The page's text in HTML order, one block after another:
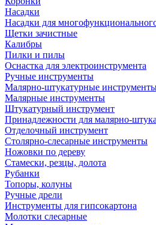
Насадки
Насадки для
Щетки зачистные
Калибры
Пилки и пилы
Оснастка для электроинструмента
Ручные инструменты
Малярно-штукатурные
Малярные инструменты
Штукатурный инструмент
Принадлежности для малярно-
Отделочный инструмент
Столярно-слесарные инструменты
Ножовки по дереву
Стамески, резцы, долота
Рубанки
Топоры, колуны
Ручные дрели
Инструменты для гипсокартона
Молотки слесарные